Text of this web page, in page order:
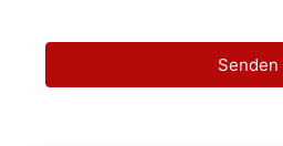
Senden